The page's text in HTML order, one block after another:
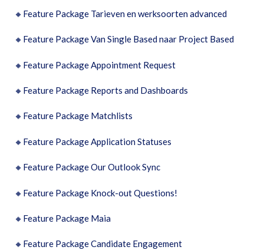
🔸 Feature Package Tarieven en werksoorten advanced
🔸 Feature Package Van Single Based naar Project Based
🔸 Feature Package Appointment Request
🔸 Feature Package Reports and Dashboards
🔸 Feature Package Matchlists
🔸 Feature Package Application Statuses
🔸 Feature Package Our Outlook Sync
🔸 Feature Package Knock-out Questions!
🔸 Feature Package Maia
🔸 Feature Package Candidate Engagement